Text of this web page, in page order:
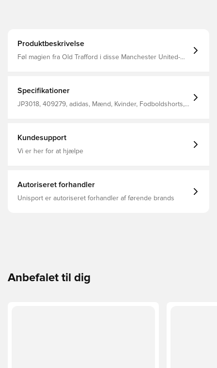
Produktbeskrivelse
Føl magien fra Old Trafford i disse Manchester United-
interlock-materiale og fugttransporterende AEROREADY
holder dig veltilpas og tør, når fodbolddramaet
intensiveres. Almindelig pasform Elastisk talje med
Specifikationer
JP3018, 409279, adidas, Mænd, Kvinder, Fodboldshorts,
Kundesupport
Vi er her for at hjælpe
Autoriseret forhandler
Unisport er autoriseret forhandler af førende brands
Anbefalet til dig